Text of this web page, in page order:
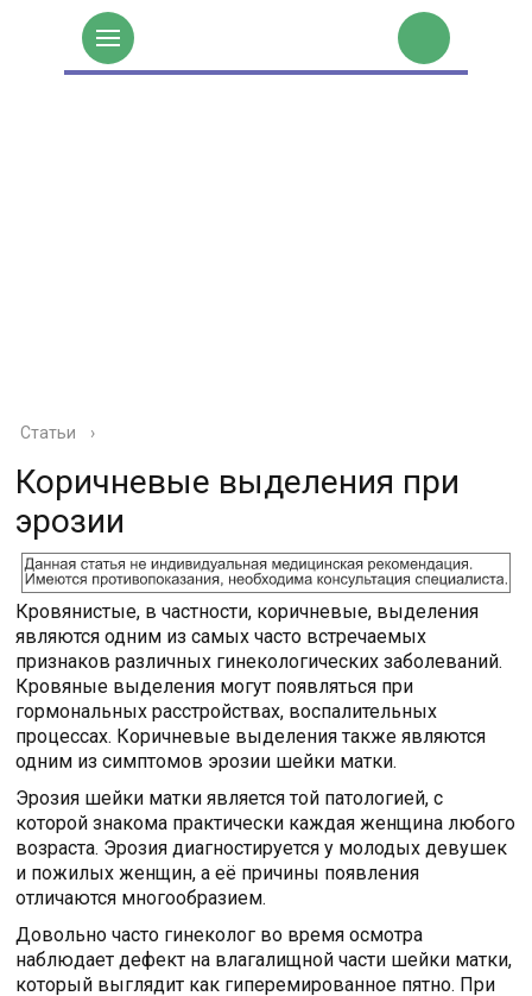
Статьи ›
Коричневые выделения при
эрозии
Кровянистые, в частности, коричневые, выделения
являются одним из самых часто встречаемых
признаков различных гинекологических заболеваний.
Кровяные выделения могут появляться при
гормональных расстройствах, воспалительных
процессах. Коричневые выделения также являются
одним из симптомов эрозии шейки матки.
Эрозия шейки матки является той патологией, с
которой знакома практически каждая женщина любого
возраста. Эрозия диагностируется у молодых девушек
и пожилых женщин, а её причины появления
отличаются многообразием.
Довольно часто гинеколог во время осмотра
наблюдает дефект на влагалищной части шейки матки,
который выглядит как гиперемированное пятно. При